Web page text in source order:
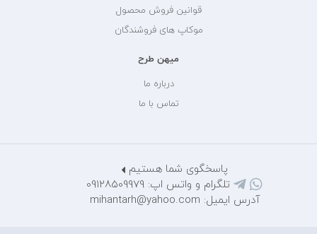
قوانین فروش محصول
موکاپ های فروشندگان
میهن طرح
درباره ما
تماس با ما
پاسخگوی شما هستیم
تلگرام و واتس اپ: 09128509979
آدرس ایمیل: mihantarh@yahoo.com